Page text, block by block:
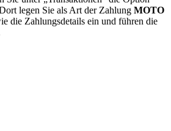
legen Sie als Art der ZahlungMOTO
die Zahlungsdetails ein und führen die